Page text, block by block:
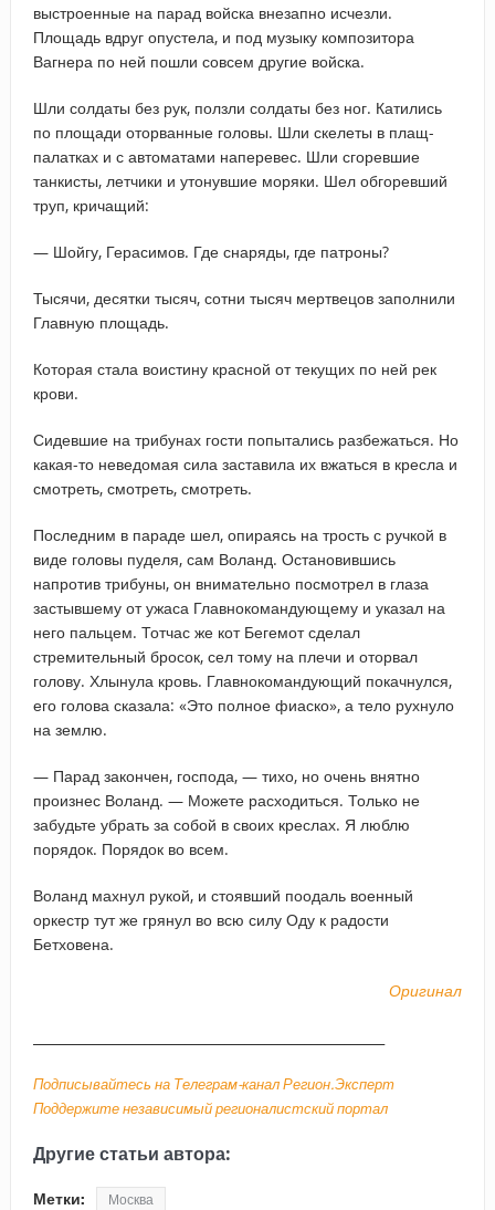
выстроенные на парад войска внезапно исчезли.
Площадь вдруг опустела, и под музыку композитора
Вагнера по ней пошли совсем другие войска.
Шли солдаты без рук, ползли солдаты без ног. Катились
по площади оторванные головы. Шли скелеты в плащ-
палатках и с автоматами наперевес. Шли сгоревшие
танкисты, летчики и утонувшие моряки. Шел обгоревший
труп, кричащий:
— Шойгу, Герасимов. Где снаряды, где патроны?
Тысячи, десятки тысяч, сотни тысяч мертвецов заполнили
Главную площадь.
Которая стала воистину красной от текущих по ней рек
крови.
Сидевшие на трибунах гости попытались разбежаться. Но
какая-то неведомая сила заставила их вжаться в кресла и
смотреть, смотреть, смотреть.
Последним в параде шел, опираясь на трость с ручкой в
виде головы пуделя, сам Воланд. Остановившись
напротив трибуны, он внимательно посмотрел в глаза
застывшему от ужаса Главнокомандующему и указал на
него пальцем. Тотчас же кот Бегемот сделал
стремительный бросок, сел тому на плечи и оторвал
голову. Хлынула кровь. Главнокомандующий покачнулся,
его голова сказала: «Это полное фиаско», а тело рухнуло
на землю.
— Парад закончен, господа, — тихо, но очень внятно
произнес Воланд. — Можете расходиться. Только не
забудьте убрать за собой в своих креслах. Я люблю
порядок. Порядок во всем.
Воланд махнул рукой, и стоявший поодаль военный
оркестр тут же грянул во всю силу Оду к радости
Бетховена.
Оригинал
Подписывайтесь на Телеграм-канал Регион.Эксперт
Поддержите независимый регионалистский портал
Другие статьи автора:
Метки: Москва